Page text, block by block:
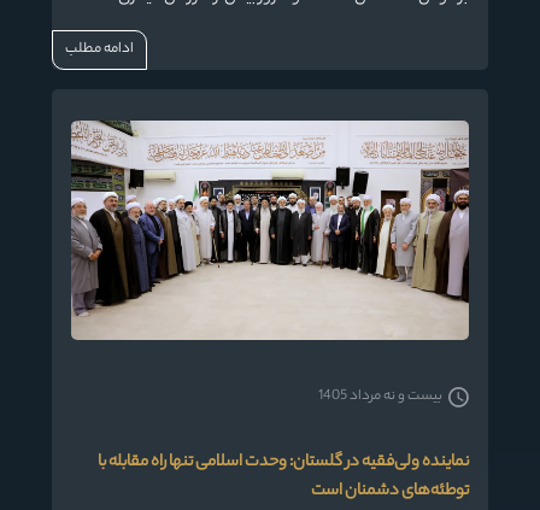
ادامه مطلب
نماینده ولی‌فقیه در گلستان: وحدت اسلامی تنها راه مقابله با
توطئه‌های دشمنان است
بیست و نه مرداد 1405